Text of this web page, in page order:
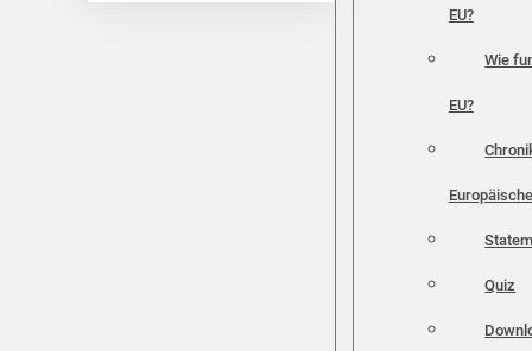
EU?
Wie
EU?
Quiz